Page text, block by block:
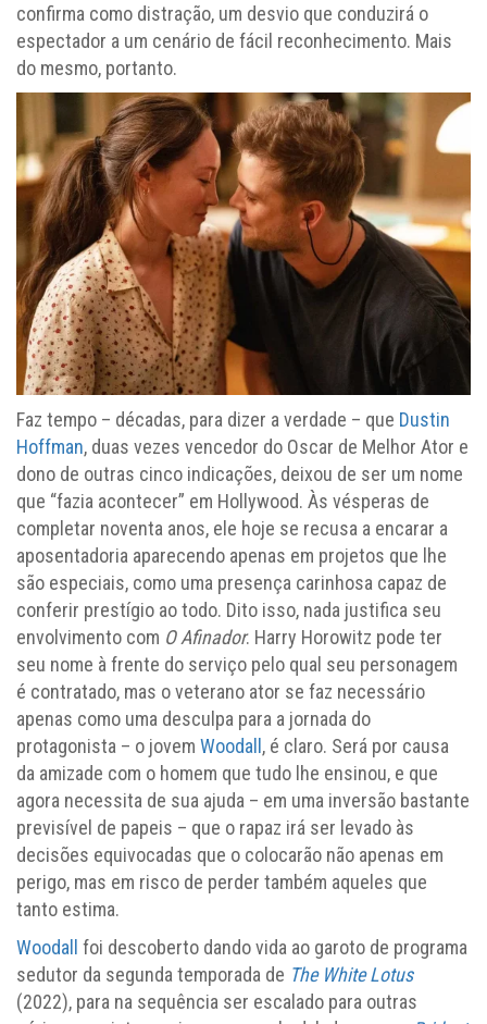
confirma como distração, um desvio que conduzirá o
espectador a um cenário de fácil reconhecimento. Mais
do mesmo, portanto.
Faz tempo – décadas, para dizer a verdade – que Dustin
Hoffman, duas vezes vencedor do Oscar de Melhor Ator e
dono de outras cinco indicações, deixou de ser um nome
que “fazia acontecer” em Hollywood. Às vésperas de
completar noventa anos, ele hoje se recusa a encarar a
aposentadoria aparecendo apenas em projetos que lhe
são especiais, como uma presença carinhosa capaz de
conferir prestígio ao todo. Dito isso, nada justifica seu
envolvimento com O Afinador. Harry Horowitz pode ter
seu nome à frente do serviço pelo qual seu personagem
é contratado, mas o veterano ator se faz necessário
apenas como uma desculpa para a jornada do
protagonista – o jovem Woodall , é claro. Será por causa
da amizade com o homem que tudo lhe ensinou, e que
agora necessita de sua ajuda – em uma inversão bastante
previsível de papeis – que o rapaz irá ser levado às
decisões equivocadas que o colocarão não apenas em
perigo, mas em risco de perder também aqueles que
tanto estima.
Woodall
foi descoberto dando vida ao garoto de programa
sedutor da segunda temporada de The White Lotus
(2022), para na sequência ser escalado para outras